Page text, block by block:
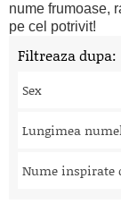
nume frumoase,
pe cel potrivit!
Filtreaza dupa:
Sex
Lungimea
Nume inspirate